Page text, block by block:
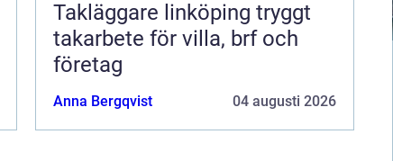
Takläggare linköping tryggt
takarbete för villa, brf och
företag
Anna Bergqvist 04 augusti 2026